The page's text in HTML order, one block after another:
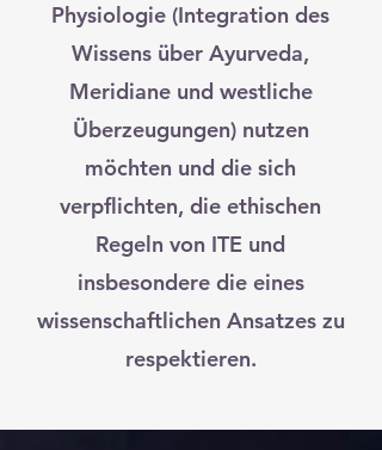
Physiologie (Integration des
Wissens über Ayurveda,
Meridiane und westliche
Überzeugungen) nutzen
möchten und die sich
verpflichten, die ethischen
Regeln von ITE und
insbesondere die eines
wissenschaftlichen Ansatzes zu
respektieren.